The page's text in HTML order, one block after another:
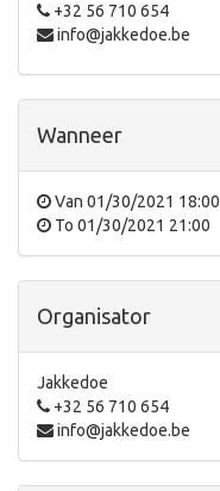
+32 56 710 654
info@jakkedoe.be
Wanneer
Van 01/30/2021 18:00
To 01/30/2021 21:00
Organisator
Jakkedoe
+32 56 710 654
info@jakkedoe.be